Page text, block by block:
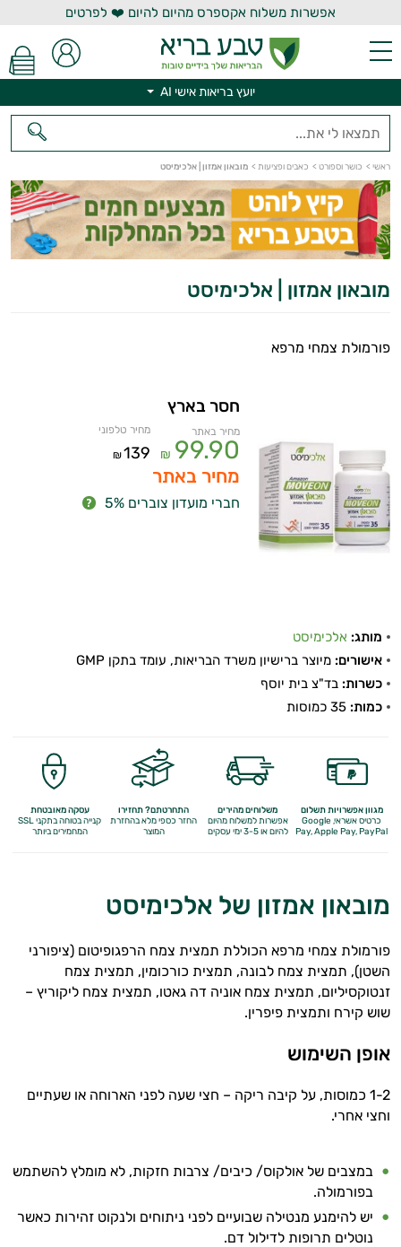
אפשרות משלוח אקספרס מהיום להיום ❤️ לפרטים
יועץ בריאות אישי AI
ראשי > כושר וספורט > כאבים ופציעות > מובאון אמזון | אלכימיסט
השינה
עיכול
ופציעות
התאוששות
לספורטאים
משפרי
חלבון
במשקל
מובאון אמזון | אלכימיסט
פורמולת צמחי מרפא
חסר בארץ
מחיר באתר
99.90
₪
מחיר טלפוני
139
₪
מחיר באתר
חברי מועדון צוברים 5%
מותג: אלכימיסט
אישורים: מיוצר ברישיון משרד הבריאות, עומד בתקן GMP
כשרות: בד"צ בית יוסף
כמות:
מגוון אפשרויות תשלום
כרטיס אשראי, Google
Pay,Apple Pay, PayPal
משלוחים מהירים
אפשרות למשלוח מהיום
להיום או 3-5 ימי עסקים
התחרטתם? תחזירו
החזר כספי מלאבהחזרת
המוצר
עסקה מאובטחת
קנייה בטוחה בתקני SSL
המחמירים ביותר
מובאון אמזון של אלכימיסט
פורמולת צמחי מרפא הכוללת תמצית צמח הרפגופיטום (ציפורני
השטן), תמצית צמח לבונה, תמצית כורכומין, תמצית צמח
זנטוקסיליום, תמצית צמח אוניה דה גאטו, תמצית צמח ליקוריץ –
שוש קירח ותמצית פיפרין.
אופן השימוש
1-2 כמוסות, על קיבה ריקה – חצי שעה לפני הארוחה או שעתיים
וחצי אחרי.
במצבים של אולקוס/ כיבים/ צרבות חזקות, לא מומלץ להשתמש
בפורמולה.
יש להימנע מנטילה שבועיים לפני ניתוחים ולנקוט זהירות כאשר
נוטלים תרופות לדילול דם.
יועץ בריאות אישי AI